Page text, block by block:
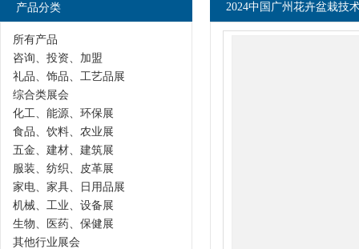
2024中国广州花卉盆栽技
产品分类
所有产品
咨询、投资、加盟
礼品、饰品、工艺品展
综合类展会
化工、能源、环保展
食品、饮料、农业展
五金、建材、建筑展
服装、纺织、皮革展
家电、家具、日用品展
机械、工业、设备展
生物、医药、保健展
其他行业展会